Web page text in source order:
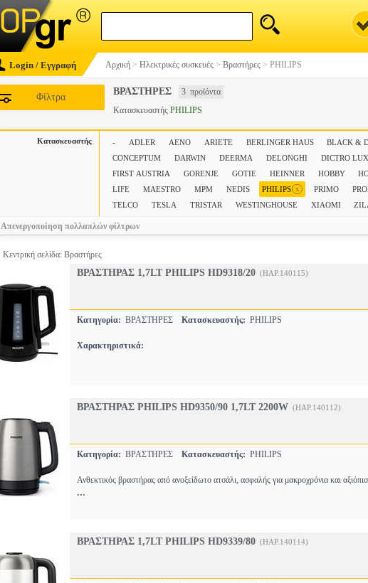
Login / Εγγραφή Αρχική > Ηλεκτρικές συσκευές > Βραστήρες > PHILIPS
ΒΡΑΣΤΗΡΕΣ 3 προϊόντα
Φίλτρα
Κατασκευαστής PHILIPS
Κατασκευαστής - ADLER AENO ARIETE BERLINGER HAUS BLACK &
CONCEPTUM
DARWIN DEERMA DELONGHI DICTRO LUX
FIRST AUSTRIA
GORENJE GOTIE HEINNER HOBBY
LIFE
MAESTRO MPM NEDIS PHILIPS x PRIMO
TELCO
TESLA TRISTAR WESTINGHOUSE XIAOMI
Απενεργοποίηση πολλαπλών φίλτρων
Κεντρική σελίδα: Βραστήρες
ΒΡΑΣΤΗΡΑΣ 1,7LT PHILIPS HD9318/20 (HAP.140115)
Κατηγορία: ΒΡΑΣΤΗΡΕΣ Κατασκευαστής: PHILIPS
Χαρακτηριστικά:
ΒΡΑΣΤΗΡΑΣ PHILIPS HD9350/90 1,7LT 2200W (HAP.140112)
Κατηγορία: ΒΡΑΣΤΗΡΕΣ Κατασκευαστής: PHILIPS
Ανθεκτικός βραστήρας από ανοξείδωτο ατσάλι, ασφαλής για μακροχρόνια και
...
ΒΡΑΣΤΗΡΑΣ 1,7LT PHILIPS HD9339/80 (HAP.140114)